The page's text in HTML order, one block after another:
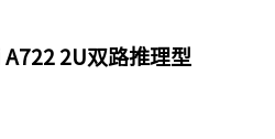
2U双路推理型